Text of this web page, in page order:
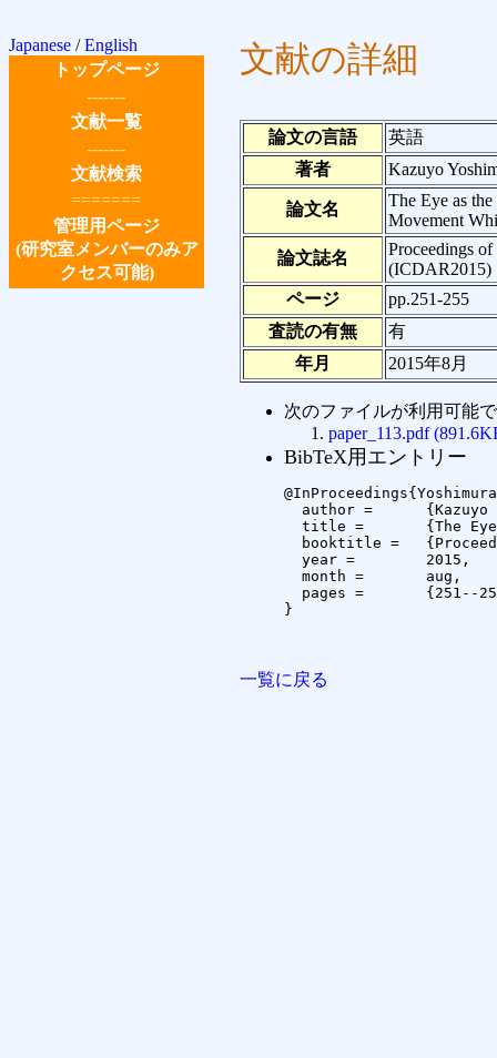
Japanese /English
トップページ
-------
文献一覧
-------
文献検索
=======
管理用ページ
(研究室メンバーのみア
クセス可能)
文献の詳細
論文の言語
英語
著者
Kazuyo
論文名
The Eye as
Movement
論文誌名
Proceedings
(ICDAR2015)
ページ
pp.251-255
査読の有無
有
年月
2015年8月
次のファイルが利用可能
paper_113.pdf
BibTeX用エントリー
  author =	{Kazuyo Yoshimura and Kai Kunze and Koichi Kise},
  title =	{The Eye as the Window of the Language Ability: Estimation of English Skills by Analyzing Eye Movement While Reading Documents},
  booktitle =	{Proceedings of the 13th International Conference on Document Analysis and Recognition (ICDAR2015)},
  year =	2015,
  month =	aug,
  pages =	{251--255}
}
一覧に戻る